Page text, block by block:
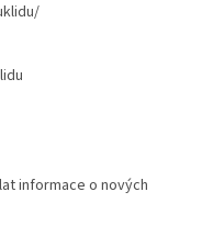
informace o nových